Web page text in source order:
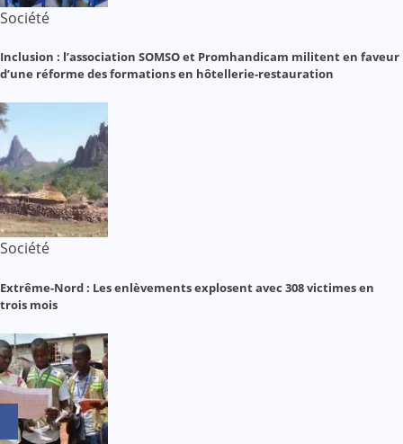
Société
Inclusion : l’association SOMSO et Promhandicam militent en faveur
d’une réforme des formations en hôtellerie-restauration
Société
Extrême-Nord : Les enlèvements explosent avec 308 victimes en
trois mois